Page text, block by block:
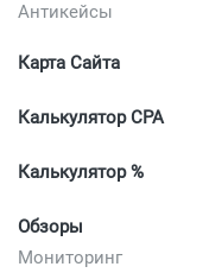
Антикейсы
Карта Сайта
Калькулятор CPA
Калькулятор %
Обзоры
Мониторинг